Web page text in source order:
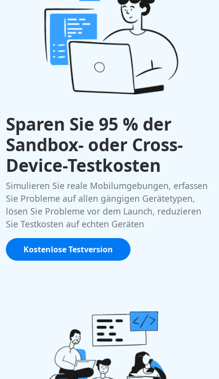
Sparen Sie 95 % der
Sandbox- oder Cross-
Device-Testkosten
Simulieren Sie reale Mobilumgebungen, erfassen
Sie Probleme auf allen gängigen Gerätetypen,
lösen Sie Probleme vor dem Launch, reduzieren
Sie Testkosten auf echten Geräten
Kostenlose Testversion